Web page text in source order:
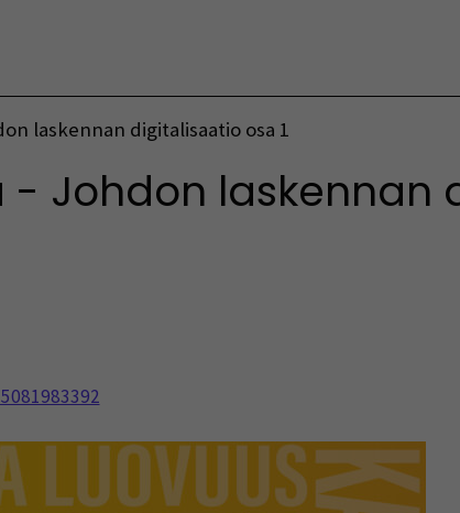
laskennan digitalisaatio osa 1
Johdon laskennan